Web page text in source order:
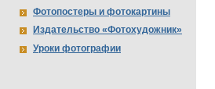
Фотопостеры и фотокартины
Издательство «Фотохудожник»
Уроки фотографии